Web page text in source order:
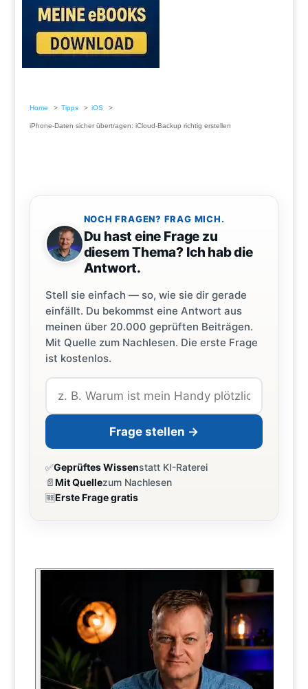
Home Tipps iOS
iPhone-Daten sicher übertragen: iCloud-Backup richtig erstellen
NOCH FRAGEN? FRAG MICH.
Du hast eine Frage zu
diesem Thema? Ich hab die
Antwort.
Stell sie einfach — so, wie sie dir gerade
einfällt. Du bekommst eine Antwort aus
meinen über 20.000 geprüften Beiträgen.
Mit Quelle zum Nachlesen. Die erste Frage
ist kostenlos.
Frage stellen →
✅Geprüftes Wissenstatt KI-Raterei
📄Mit Quellezum Nachlesen
🆓Erste Frage gratis